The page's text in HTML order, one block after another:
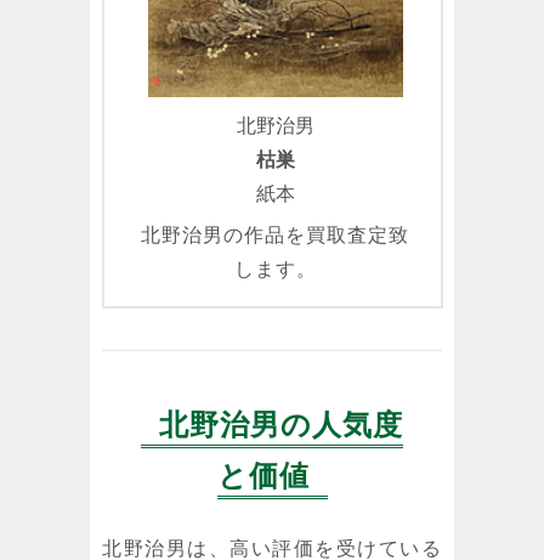
北野治男
枯巣
紙本
北野治男の作品を買取査定致
します。
北野治男の人気度
と価値
北野治男は、高い評価を受けている